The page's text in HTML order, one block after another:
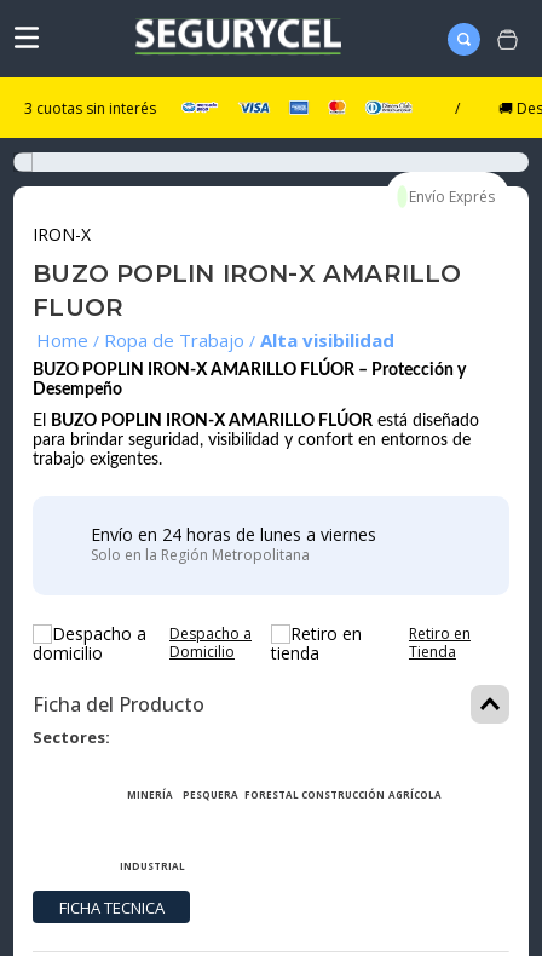
sin interés 🚚
IRON-X
BUZO POPLIN IRON-X AMARILLO
FLUOR
Ropa de Trabajo Alta visibilidad
BUZO POPLIN IRON-X AMARILLO FLÚOR – Protección y
Desempeño
El
BUZO POPLIN IRON-X AMARILLO FLÚOR está diseñado
para brindar seguridad, visibilidad y confort en entornos de
trabajo exigentes.
Envío en 24 horas de lunes a viernes
Solo en la Región Metropolitana
Despacho a
Domicilio
Retiro en
Tienda
Ficha del Producto
Sectores
MINERÍA PESQUERA FORESTAL CONSTRUCCIÓN AGRÍCOLA
INDUSTRIAL